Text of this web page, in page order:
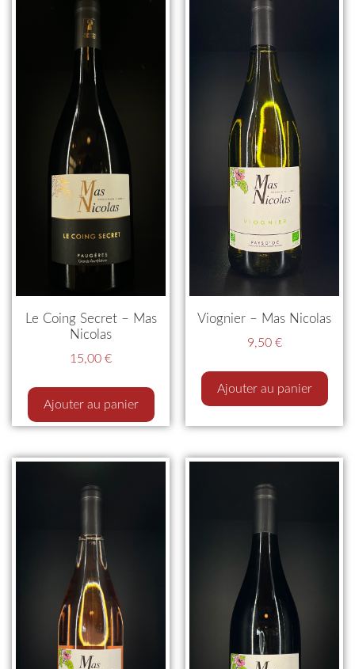
Le Coing Secret – Mas
Nicolas
15,00 €
Ajouter au panier
Viognier – Mas Nicolas
9,50 €
Ajouter au panier